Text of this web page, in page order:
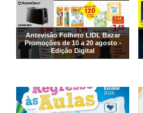
Antevisão Folheto LIDL Bazar
Promoções de 10 a 20 agosto -
Edição Digital